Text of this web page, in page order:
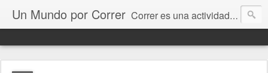
Un Mundo por Correr Correr es una actividad que nos gusta a muchos, y al viajar, bien sea por trabajo, por placer o por una competencia, tenemos todo un mundo por correr. Acá pretendo compartir los lugares donde he corrido y espero recibir sus comentarios e historias de los suyos.